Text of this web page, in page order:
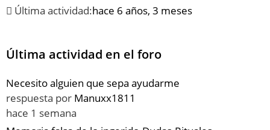
Última actividad:hace 6 años, 3 meses
Última actividad en el foro
Necesito alguien que sepa ayudarme
respuesta por Manuxx1811
hace 1 semana